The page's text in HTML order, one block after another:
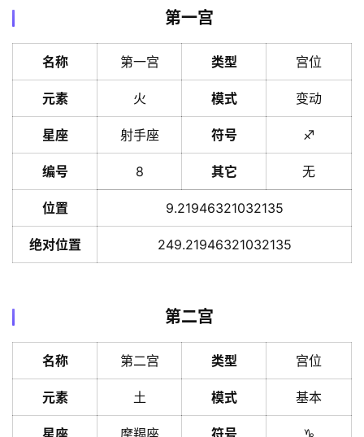
第一宫
名称 第一宫 类型 宫位
元素 火 模式 变动
星座 射手座 符号 ♐️
编号 8 其它 无
位置 9.21946321032135
绝对位置 249.21946321032135
第二宫
名称 第二宫 类型 宫位
元素 土 模式 基本
星座 摩羯座 符号 ♑️